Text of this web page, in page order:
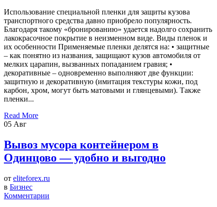
Использование специальной пленки для защиты кузова
транспортного средства давно приобрело популярность.
Благодаря такому «бронированию» удается надолго сохранить
лакокрасочное покрытие в неизменном виде. Виды пленок и
их особенности Применяемые пленки делятся на: • защитные
– как понятно из названия, защищают кузов автомобиля от
мелких царапин, вызванных попаданием гравия; •
декоративные – одновременно выполняют две функции:
защитную и декоративную (имитация текстуры кожи, под
карбон, хром, могут быть матовыми и глянцевыми). Также
пленки...
Read More
05 Авг
Вывоз мусора контейнером в
Одинцово — удобно и выгодно
от eliteforex.ru
в Бизнес
Комментарии